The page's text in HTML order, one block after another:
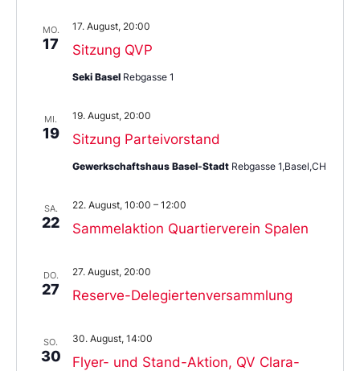
MO.
17 Sitzung QVP
17. August, 20:00
Seki Basel Rebgasse 1
MI.
19 Sitzung Parteivorstand
19. August, 20:00
Gewerkschaftshaus Basel-Stadt Rebgasse 1,Basel,CH
SA.
22 Sammelaktion Quartierverein Spalen
22. August, 10:00 – 12:00
DO.
27 Reserve-Delegiertenversammlung
27. August, 20:00
SO.
30
Flyer- und Stand-Aktion, QV Clara-
30. August, 14:00